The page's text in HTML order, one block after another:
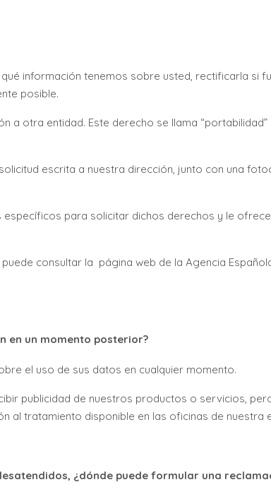
información tenemos sobre usted, rectificarla si
posible.
a otra entidad. Este derecho se llama
escrita a nuestra dirección, junto con una
para solicitar dichos derechos y le
consultar la página web de la Agencia
en un momento posterior?
el uso de sus datos en cualquier momento.
publicidad de nuestros productos o servicios,
al tratamiento disponible en las oficinas de nuestra
¿dónde puede formular una